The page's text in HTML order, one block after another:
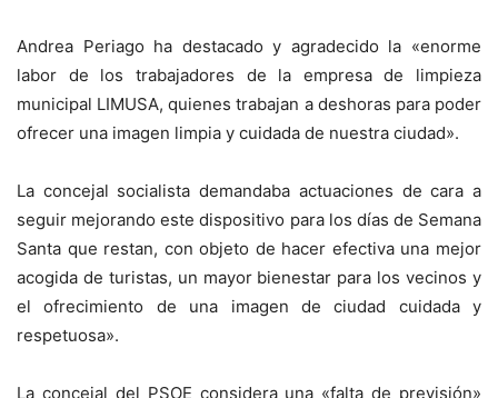
Andrea Periago ha destacado y agradecido la «enorme
labor de los trabajadores de la empresa de limpieza
municipal LIMUSA, quienes trabajan a deshoras para poder
ofrecer una imagen limpia y cuidada de nuestra ciudad».
La concejal socialista demandaba actuaciones de cara a
seguir mejorando este dispositivo para los días de Semana
Santa que restan, con objeto de hacer efectiva una mejor
acogida de turistas, un mayor bienestar para los vecinos y
el ofrecimiento de una imagen de ciudad cuidada y
respetuosa».
La concejal del PSOE considera una «falta de previsión»